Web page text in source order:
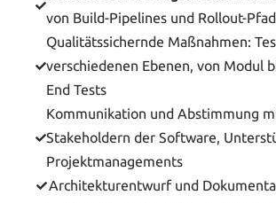
von Build-Pipelines und Rollout-
Qualitätssichernde Maßnahmen:
verschiedenen Ebenen, von Modul
End Tests
Kommunikation und Abstimmung
Stakeholdern der Software,
Projektmanagements
Architekturentwurf und